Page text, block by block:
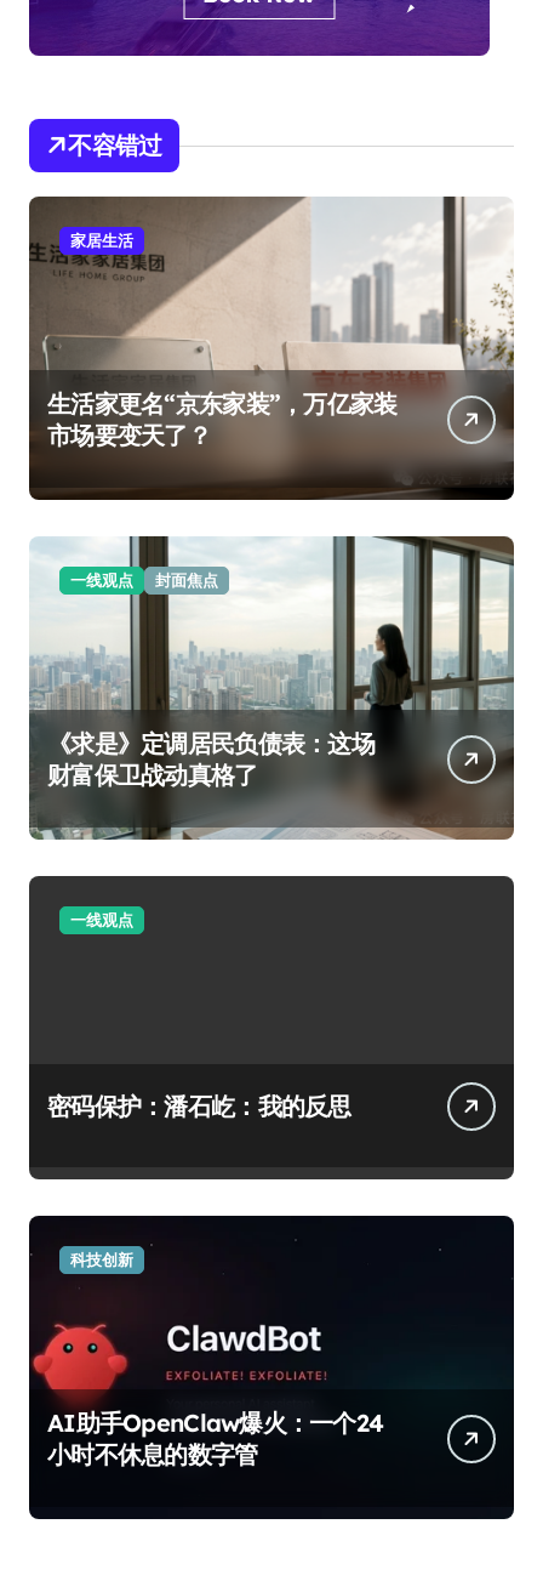
不容错过
家居生活
生活家更名“京东家装”，万亿家装
市场要变天了？
一线观点 封面焦点
《求是》定调居民负债表：这场
财富保卫战动真格了
一线观点
密码保护：潘石屹：我的反思
科技创新
AI助手OpenClaw爆火：一个24
小时不休息的数字管